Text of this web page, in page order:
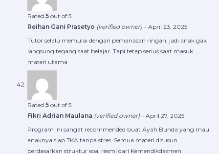
Rated 5 out of 5
Reihan Gani Prasetyo (verified owner) – April 23, 2025
Tutor selalu memulai dengan pemanasan ringan, jadi anak gak
langsung tegang saat belajar. Tapi tetap serius saat masuk
materi utama.
Rated 5 out of 5
Fikri Adrian Maulana (verified owner) – April 27, 2025
Program ini sangat recommended buat Ayah Bunda yang mau
anaknya siap TKA tanpa stres. Semua materi disusun
berdasarkan struktur soal resmi dari Kemendikdasmen.